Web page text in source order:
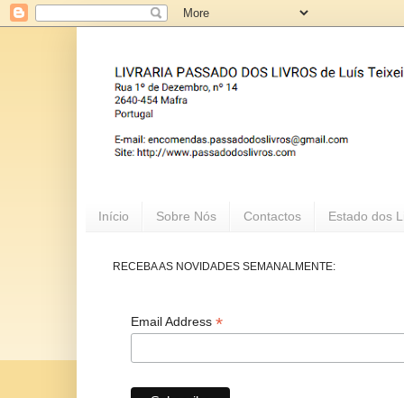
Início Sobre Nós Contactos Estado dos
RECEBA AS NOVIDADES SEMANALMENTE:
Email Address *